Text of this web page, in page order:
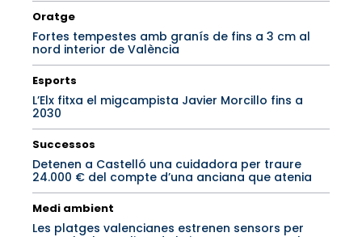
Oratge
Fortes tempestes amb granís de fins a 3 cm al
nord interior de València
Esports
L’Elx fitxa el migcampista Javier Morcillo fins a
2030
Successos
Detenen a Castelló una cuidadora per traure
24.000 € del compte d’una anciana que atenia
Medi ambient
Les platges valencianes estrenen sensors per